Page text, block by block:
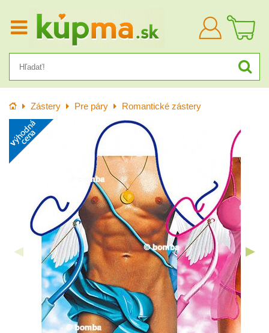
Prihlásiť
sa
Úvod Zástery Pre páry Romantické zástery